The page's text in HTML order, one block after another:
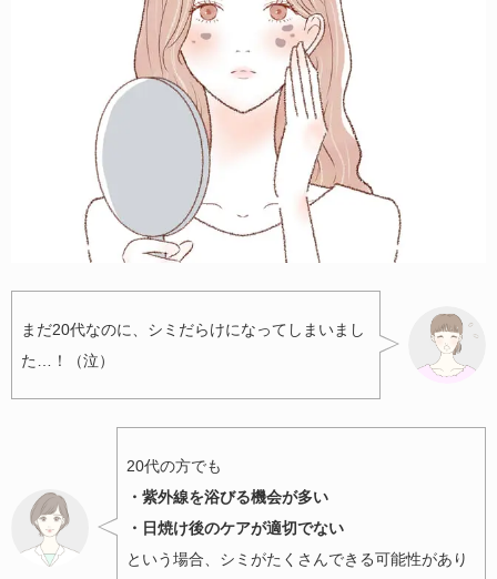
まだ20代なのに、シミだらけになってしまいまし
た…！（泣）
20代の方でも
・紫外線を浴びる機会が多い
・日焼け後のケアが適切でない
という場合、シミがたくさんできる可能性があり